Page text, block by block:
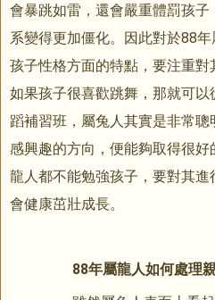
會暴跳如雷，還會嚴重體罰孩
系變得更加僵化。因此對於88
孩子性格方面的特點，要注重對
如果孩子很喜歡跳舞，那就可
蹈補習班，屬兔人其實是非常
感興趣的方向，便能夠取得很
龍人都不能勉強孩子，要對其
會健康茁壯成長。
88年屬龍人如何處理